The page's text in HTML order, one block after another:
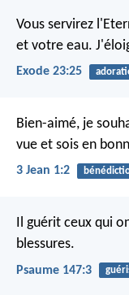
Vous servirez
et votre eau.
Exode 23:25
Bien-aimé, je
vue et sois en
3 Jean 1:2
Il guérit ceux qui
blessures.
Psaume 147:3